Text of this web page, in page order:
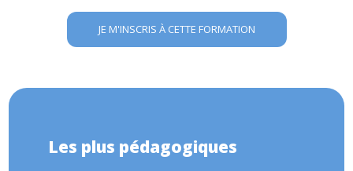
JE M'INSCRIS À CETTE FORMATION
Les plus pédagogiques